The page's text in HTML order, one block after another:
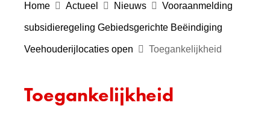
Home Actueel Nieuws Vooraanmelding
subsidieregeling Gebiedsgerichte Beëindiging
Veehouderijlocaties open Toegankelijkheid
Toegankelijkheid